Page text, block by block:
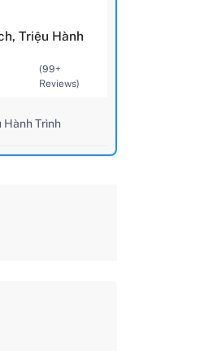
Triệu Hành
(99+
Reviews)
Hành Trình